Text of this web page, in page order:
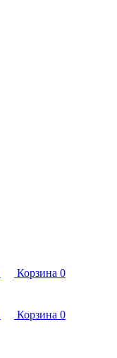
Корзина 0
Корзина 0